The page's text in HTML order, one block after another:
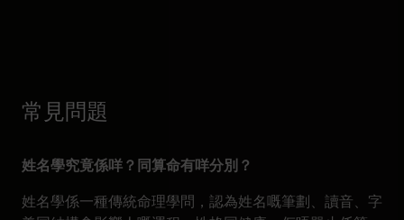
常見問題
姓名學究竟係咩？同算命有咩分別？
姓名學係一種傳統命理學問，認為姓名嘅筆劃、讀音、字